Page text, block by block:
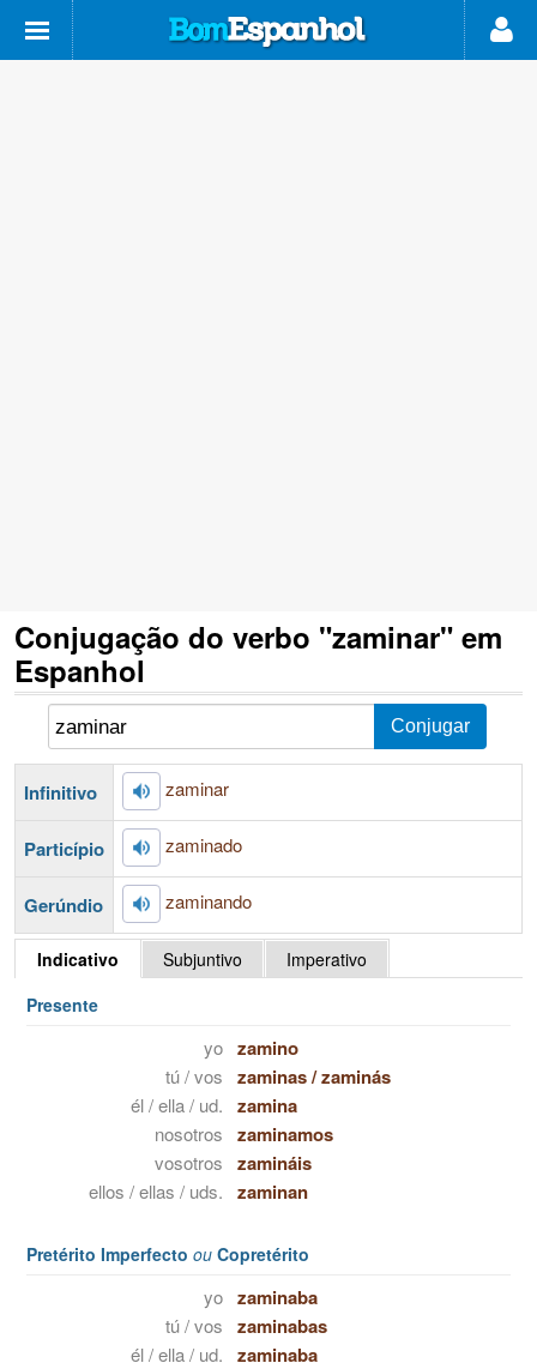
Conjugação do verbo "zaminar" em
Espanhol
Infinitivo zaminar
Particípio zaminado
Gerúndio zaminando
Indicativo Subjuntivo
Imperativo
Presente
yo zamino
tú / vos zaminas/zaminás
él / ella / ud. zamina
nosotros zaminamos
vosotros zamináis
ellos / ellas / uds. zaminan
Pretérito Imperfecto ou Copretérito
yo zaminaba
tú / vos zaminabas
él / ella / ud. zaminaba